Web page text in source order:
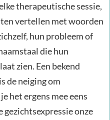
therapeutische sessie,
vertellen met woorden
hun probleem of
die hun
zien. Een bekend
de neiging om
het ergens mee eens
gezichtsexpressie onze